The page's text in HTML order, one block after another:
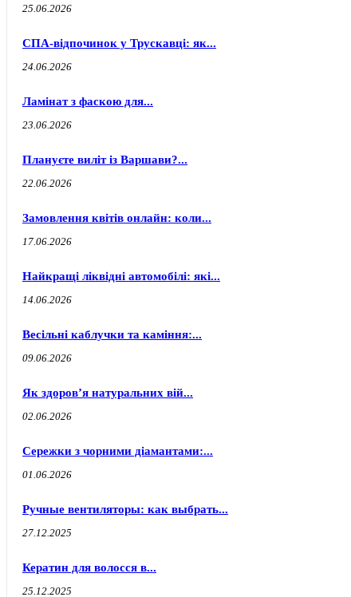
25.06.2026
СПА-відпочинок у Трускавці: як...
24.06.2026
Ламінат з фаскою для...
23.06.2026
Плануєте виліт із Варшави?...
22.06.2026
Замовлення квітів онлайн: коли...
17.06.2026
Найкращі ліквідні автомобілі: які...
14.06.2026
Весільні каблучки та каміння:...
09.06.2026
Як здоров’я натуральних вій...
02.06.2026
Сережки з чорними діамантами:...
01.06.2026
Ручные вентиляторы: как выбрать...
27.12.2025
Кератин для волосся в...
25.12.2025